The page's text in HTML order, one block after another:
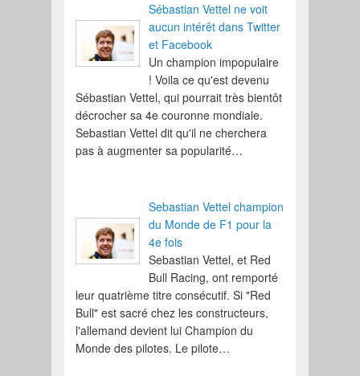
Sébastian Vettel ne voit
aucun intérêt dans Twitter
et Facebook
Un champion impopulaire
! Voila ce qu'est devenu
Sébastian Vettel, qui pourrait très bientôt
décrocher sa 4e couronne mondiale.
Sebastian Vettel dit qu'il ne cherchera
pas à augmenter sa popularité…
Sebastian Vettel champion
du Monde de F1 pour la
4e fois
Sebastian Vettel, et Red
Bull Racing, ont remporté
leur quatrième titre consécutif. Si "Red
Bull" est sacré chez les constructeurs,
l'allemand devient lui Champion du
Monde des pilotes. Le pilote…